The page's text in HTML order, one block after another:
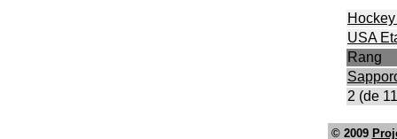
USA
Rang
2 (de
© 2009